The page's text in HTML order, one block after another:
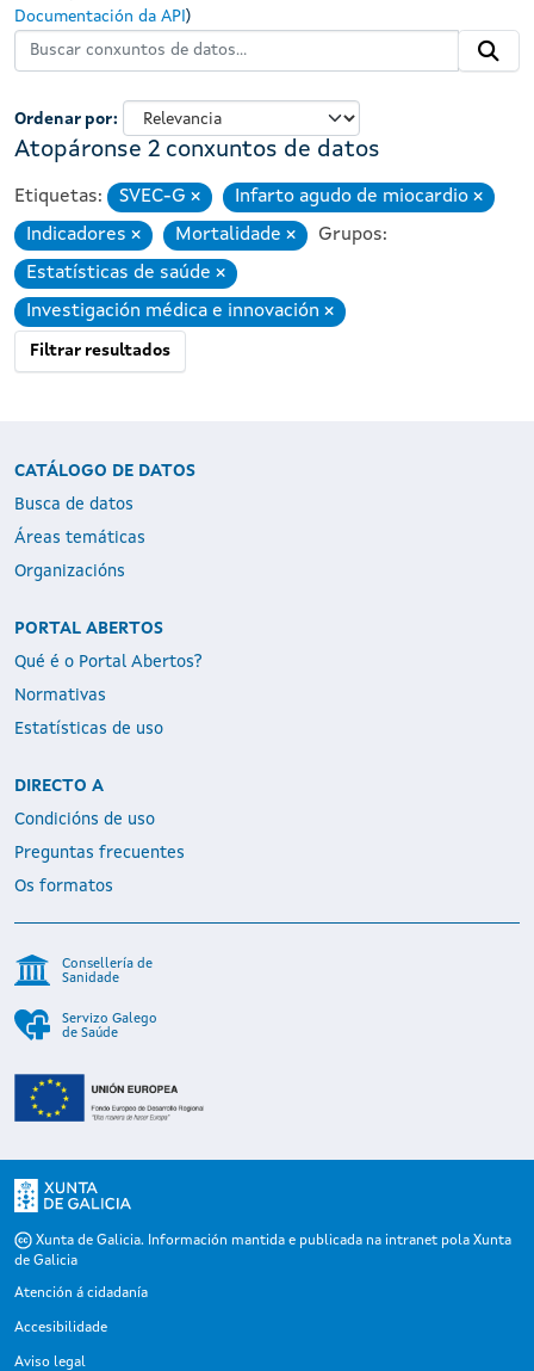
Ordenar por
Atopáronse 2 conxuntos de datos
Etiquetas: SVEC-G EliminarInfarto agudo de miocardio Eliminar
Indicadores EliminarMortalidade EliminarGrupos:
Estatísticas de saúde
Eliminar
Investigación médica e innovación Eliminar
Filtrar resultados
Documentación da API )
CATÁLOGO DE DATOS
Busca de datos
Áreas temáticas
Organizacións
PORTAL ABERTOS
Qué é o Portal Abertos?
Normativas
Estatísticas de uso
DIRECTO A
Condicións de uso
Preguntas frecuentes
Os formatos
Consellería de
Sanidade
Servizo Galego
de Saúde
Xunta de Galicia. Información mantida e publicada na intranet pola Xunta
de Galicia
Atención á cidadanía
Accesibilidade
Aviso legal